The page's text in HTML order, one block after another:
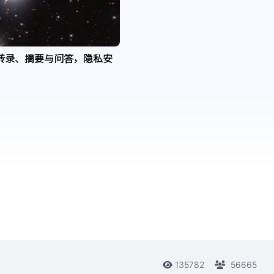
、摘要与问答，隐私安
135782 56665